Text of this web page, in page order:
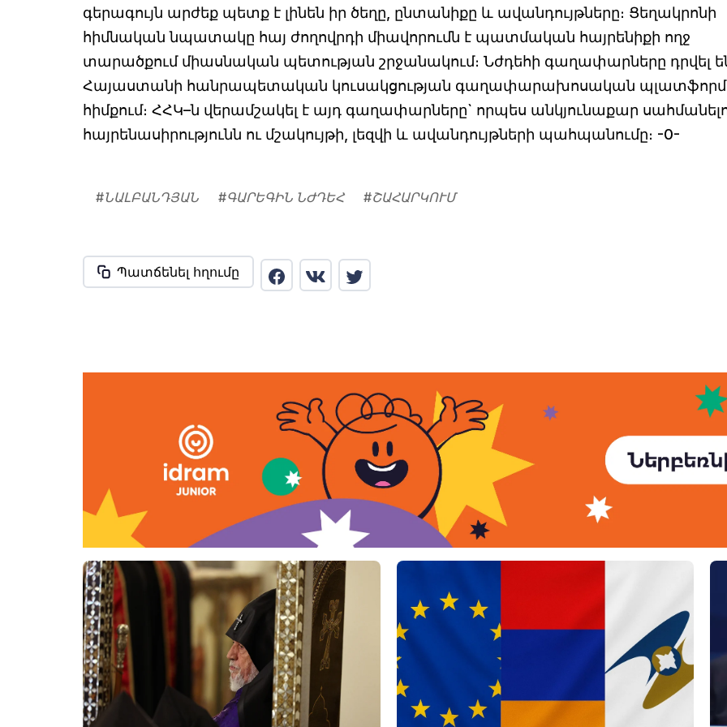
գերագույն արժեք պետք է լինեն իր ծեղը, ընտանիքը և ավանդույթները։ Ցեղակրոնի
հիմնական նպատակը հայ ժողովրդի միավորումն է պատմական հայրենիքի ողջ
տարածքում միասնական պետության շրջանակում։ Նժդեհի գաղափարները դրվել
Հայաստանի հանրապետական կուսակցության գաղափարախոսական
հիմքում։ ՀՀԿ–ն վերամշակել է այդ գաղափարները` որպես անկյունաքար
հայրենասիրությունն ու մշակույթի, լեզվի և ավանդույթների պահպանումը։ -0-
#ՆԱԼԲԱՆԴՅԱՆ #ԳԱՐԵԳԻՆ ՆԺԴԵՀ #ՇԱՀԱՐԿՈՒՄ
Պատճենել հղումը